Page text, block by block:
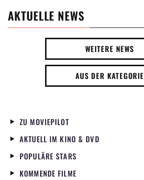
AKTUELLE NEWS
WEITERE NEWS
AUS DER KATEGORIE
ZU MOVIEPILOT
AKTUELL IM KINO & DVD
POPULÄRE STARS
KOMMENDE FILME